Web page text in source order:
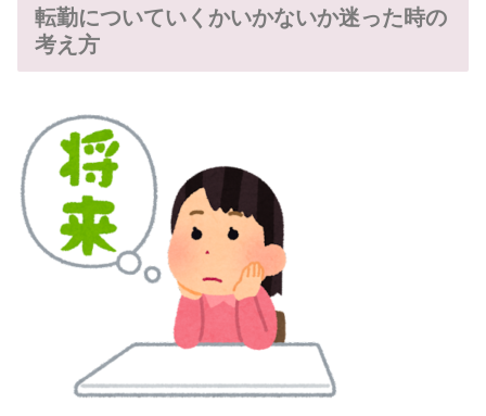
転勤についていくかいかないか迷った時の
考え方